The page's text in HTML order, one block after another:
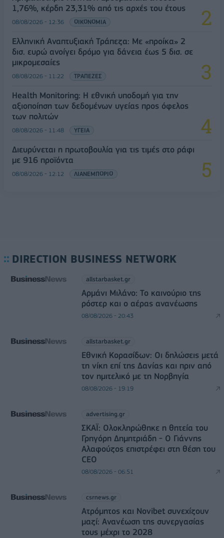
1,76%, κέρδη 23,31% από τις αρχές του έτους
08/08/2026 - 12:36 ΟΙΚΟΝΟΜΙΑ
Ελληνική Αναπτυξιακή Τράπεζα: Με «προίκα» 2
δισ. ευρώ ανοίγει δρόμο για δάνεια έως 5 δισ. σε
μικρομεσαίες
08/08/2026 - 11:22 ΤΡΑΠΕΖΕΣ
Health Monitoring: Η εθνική υποδομή για την
αξιοποίηση των δεδομένων υγείας προς όφελος
των πολιτών
08/08/2026 - 11:48 ΥΓΕΙΑ
Διευρύνεται η πρωτοβουλία για τις τιμές στο ράφι
με 916 προϊόντα
08/08/2026 - 12:12 ΛΙΑΝΕΜΠΟΡΙΟ
DIRECTION BUSINESS NETWORK
allstarbasket.gr
Αρμάνι Μιλάνο: Το καινούριο της
ρόστερ και ο αέρας ανανέωσης
08/08/2026 - 20:43
allstarbasket.gr
Εθνική Κορασίδων: Οι δηλώσεις μετά
τη νίκη επί της Δανίας και πριν από
τον ημιτελικό με τη Νορβηγία
08/08/2026 - 19:19
advertising.gr
ΣΚΑΪ: Ολοκληρώθηκε η θητεία του
Γρηγόρη Δημητριάδη - Ο Γιάννης
Αλαφούζος επιστρέφει στη θέση του
CEO
08/08/2026 - 06:51
csrnews.gr
Ατρόμητος και Novibet συνεχίζουν
μαζί: Ανανέωση της συνεργασίας
τους μέχρι το 2028